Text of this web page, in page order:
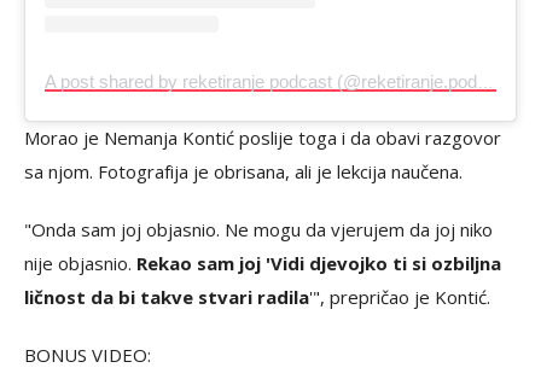
A post shared by reketiranje podcast (@reketiranje.podcast)
Morao je Nemanja Kontić poslije toga i da obavi razgovor
sa njom. Fotografija je obrisana, ali je lekcija naučena.
"Onda sam joj objasnio. Ne mogu da vjerujem da joj niko
nije objasnio. Rekao sam joj 'Vidi djevojko ti si ozbiljna
ličnost da bi takve stvari radila'", prepričao je Kontić.
BONUS VIDEO: